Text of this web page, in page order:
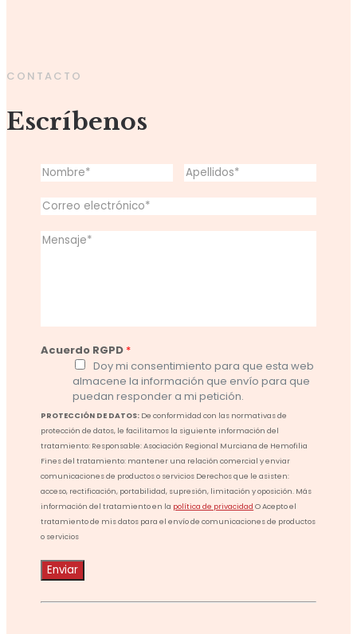
CONTACTO
Escríbenos
Acuerdo RGPD *
Doy mi consentimiento para que esta web
almacene la información que envío para que
puedan responder a mi petición.
PROTECCIÓN DE DATOS: De conformidad con las normativas de
protección de datos, le facilitamos la siguiente información del
tratamiento: Responsable: Asociación Regional Murciana de Hemofilia
Fines del tratamiento: mantener una relación comercial y enviar
comunicaciones de productos o servicios Derechos que le asisten:
acceso, rectificación, portabilidad, supresión, limitación y oposición. Más
información del tratamiento en la política de privacidad O Acepto el
tratamiento de mis datos para el envío de comunicaciones de productos
o servicios
Enviar